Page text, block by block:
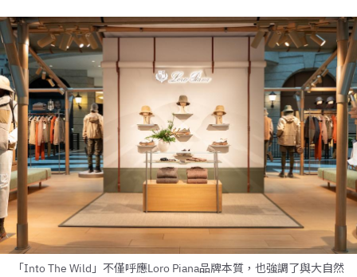
「Into The Wild」不僅呼應Loro Piana品牌本質，也強調了與大自然